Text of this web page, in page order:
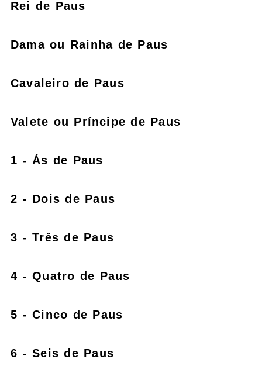
Rei de Paus
Dama ou Rainha de Paus
Cavaleiro de Paus
Valete ou Príncipe de Paus
1 - Ás de Paus
2 - Dois de Paus
3 - Três de Paus
4 - Quatro de Paus
5 - Cinco de Paus
6 - Seis de Paus